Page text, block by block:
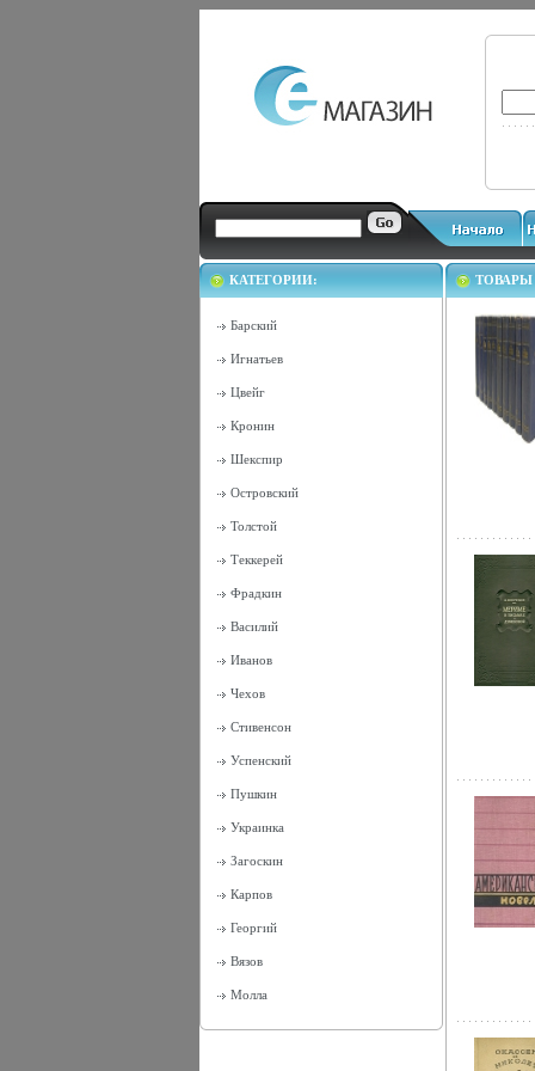
КАТЕГОРИИ:
Барский
Игнатьев
Цвейг
Кронин
Шекспир
Островский
Толстой
Теккерей
Фрадкин
Василий
Иванов
Чехов
Стивенсон
Успенский
Пушкин
Украинка
Загоскин
Карпов
Георгий
Вязов
Молла
ТОВАРЫ